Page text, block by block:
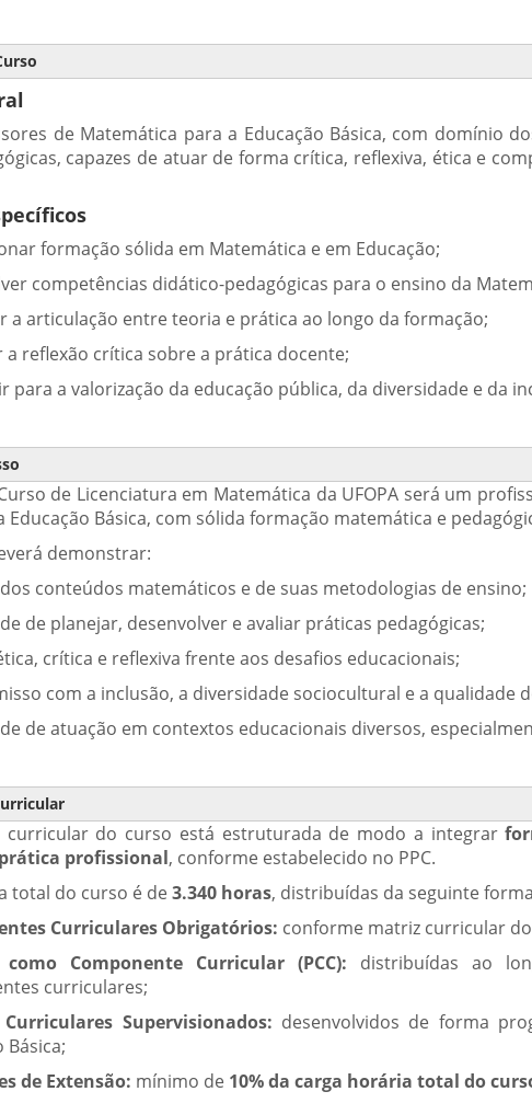
de Matemática para a Educação Básica, com domínio
capazes de atuar de forma crítica, reflexiva, ética e
formação sólida em Matemática e em Educação;
competências didático-pedagógicas para o ensino da
a articulação entre teoria e prática ao longo da formação;
a reflexão crítica sobre a prática docente;
para a valorização da educação pública, da diversidade e da
de Licenciatura em Matemática da UFOPA será um
Educação Básica, com sólida formação matemática e
demonstrar:
conteúdos matemáticos e de suas metodologias de ensino;
de planejar, desenvolver e avaliar práticas pedagógicas;
crítica e reflexiva frente aos desafios educacionais;
com a inclusão, a diversidade sociocultural e a qualidade
de atuação em contextos educacionais diversos,
curricular do curso está estruturada de modo a integrar
prática profissional, conforme estabelecido no PPC.
total do curso é de 3.340 horas, distribuídas da seguinte
Curriculares Obrigatórios: conforme matriz curricular do
como Componente Curricular (PCC): distribuídas ao
curriculares;
Curriculares Supervisionados: desenvolvidos de forma
Básica;
de Extensão: mínimo de 10% da carga horária total do